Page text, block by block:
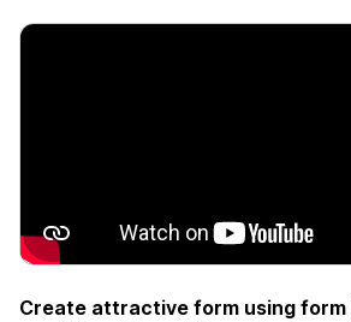
Create attractive form using form